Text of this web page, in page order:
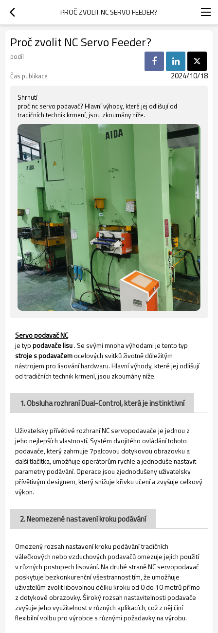
PROČ ZVOLIT NC SERVO FEEDER?
Proč zvolit NC Servo Feeder?
podíl
Čas publikace
2024/10/18
Shrnutí
proč nc servo podavač? Hlavní výhody, které jej odlišují od
tradičních technik krmení, jsou zkoumány níže.
Servo podavač NC
je typpodavače lisu
stroje s podavačemocelových svitků životně důležitým
nástrojem pro lisování hardwaru. Hlavní výhody, které jej odlišují
od tradičních technik krmení, jsou zkoumány níže.
1. Obsluha rozhraní Dual-Control, která je instinktivní
Uživatelsky přívětivé rozhraní NC servopodavače je jednou z
jeho nejlepších vlastností. Systém dvojitého ovládání tohoto
podavače, který zahrnuje 7palcovou dotykovou obrazovku a
další tlačítka, umožňuje operátorům rychle a jednoduše nastavit
parametry podávání. Operace jsou zjednodušeny uživatelsky
přívětivým designem, který snižuje křivku učení a zvyšuje celkový
výkon.
2. Neomezené nastavení kroku podávání
Omezený rozsah nastavení kroku podávání tradičních
válečkových nebo vzduchových podavačů omezuje jejich použití
v různých postupech lisování. Na druhé straně NC servopodavač
poskytuje bezkonkurenční všestrannost tím, že umožňuje
uživatelům zvolit libovolnou délku kroku od 0 do 10 metrů přímo
z dotykové obrazovky. Široký rozsah nastavitelnosti podavače
zvyšuje jeho využitelnost v různých aplikacích, což z něj činí
flexibilní volbu pro výrobce s různými požadavky na výrobu.